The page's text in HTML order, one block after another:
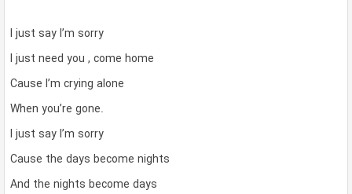
I just say I’m sorry
I just need you , come home
Cause I’m crying alone
When you’re gone.
I just say I’m sorry
Cause the days become nights
And the nights become days